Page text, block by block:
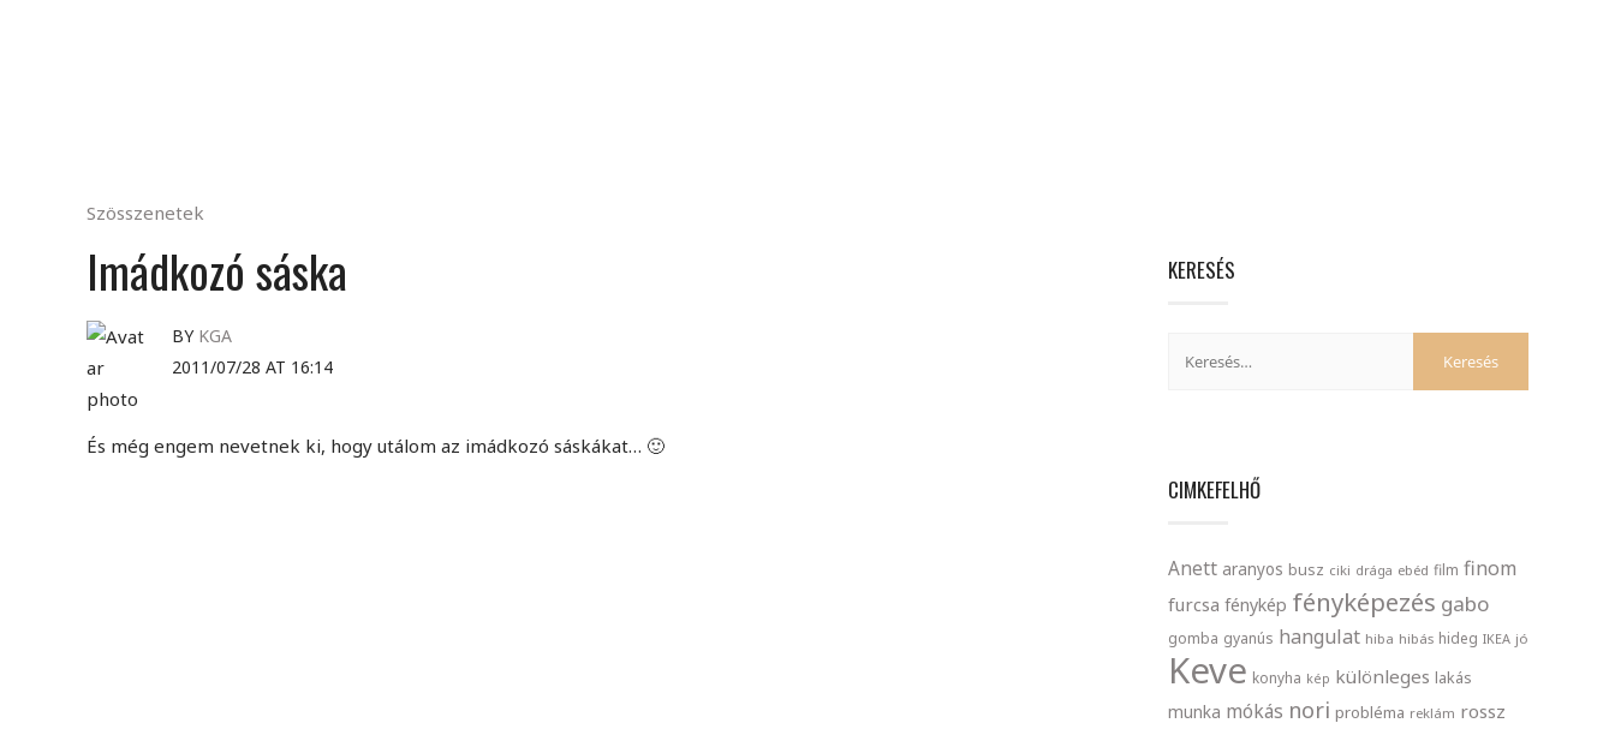
Szösszenetek
Imádkozó sáska
BY KGA
2011/07/28 AT 16:14
És még engem nevetnek ki, hogy utálom az imádkozó sáskákat… 🙂
KERESÉS
CIMKEFELHŐ
Anett aranyos busz ciki drága ebéd film finom
furcsa fénykép fényképezés gabo
gomba gyanús hangulat hiba hibás hideg IKEA jó
Keve konyha kép különleges lakás
munka mókás nori probléma reklám rossz